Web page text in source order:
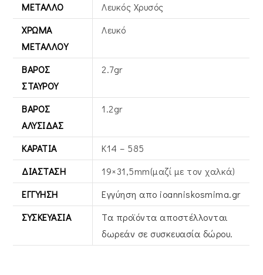
ΜΈΤΑΛΛΟ
Λευκός Xρυσός
ΧΡΏΜΑ
ΜΕΤΆΛΛΟΥ
Λευκό
ΒΆΡΟΣ
ΣΤΑΥΡΟΎ
2.7gr
ΒΆΡΟΣ
ΑΛΥΣΊΔΑΣ
1.2gr
ΚΑΡΆΤΙΑ
Κ14 – 585
ΔΙΆΣΤΑΣΗ
19×31,5mm(μαζί με τον χαλκά)
ΕΓΓΎΗΣΗ
Εγγύηση απο ioanniskosmima.gr
ΣΥΣΚΕΥΑΣΊΑ
Τα προϊόντα αποστέλλονται
δωρεάν σε συσκευασία δώρου.